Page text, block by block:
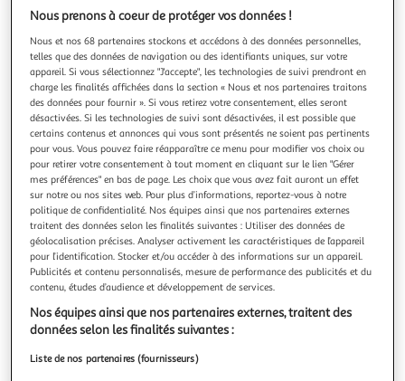
4.7 (3)
MIX
Assortiment de petits fours traiteur
Idéal à l'apéritif! Un assortiment de Gougères aux
fromages gratinées, Préfou Ail et Persil Pain fariné, Paniers
Jambon Moutarde à l'ancienne et Saucisse costumées
moutarde pavot.
En savoir +
16 pièces
Vous voulez connaître le prix de ce produit ?
Afficher le prix
Nous prenons à coeur de protéger vos données !
Nous et nos 68 partenaires stockons et accédons à des données personnelles,
telles que des données de navigation ou des identifiants uniques, sur votre
appareil. Si vous sélectionnez "J'accepte", les technologies de suivi prendront en
charge les finalités affichées dans la section « Nous et nos partenaires traitons
des données pour fournir ». Si vous retirez votre consentement, elles seront
désactivées. Si les technologies de suivi sont désactivées, il est possible que
certains contenus et annonces qui vous sont présentés ne soient pas pertinents
pour vous. Vous pouvez faire réapparaître ce menu pour modifier vos choix ou
pour retirer votre consentement à tout moment en cliquant sur le lien "Gérer
mes préférences" en bas de page. Les choix que vous avez fait auront un effet
sur notre ou nos sites web. Pour plus d’informations, reportez-vous à notre
politique de confidentialité. Nos équipes ainsi que nos partenaires externes
traitent des données selon les finalités suivantes : Utiliser des données de
géolocalisation précises. Analyser activement les caractéristiques de l’appareil
pour l’identification. Stocker et/ou accéder à des informations sur un appareil.
Publicités et contenu personnalisés, mesure de performance des publicités et du
contenu, études d’audience et développement de services.
Nos équipes ainsi que nos partenaires externes, traitent des
données selon les finalités suivantes :
Liste de nos partenaires (fournisseurs)